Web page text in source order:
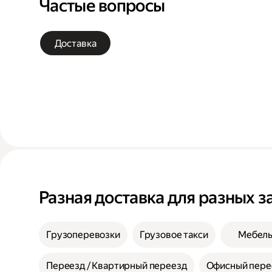
Частые вопросы
Доставка
Разная доставка для разных
Грузоперевозки Грузовое такси Мебель
Переезд / Квартирный переезд Офисный